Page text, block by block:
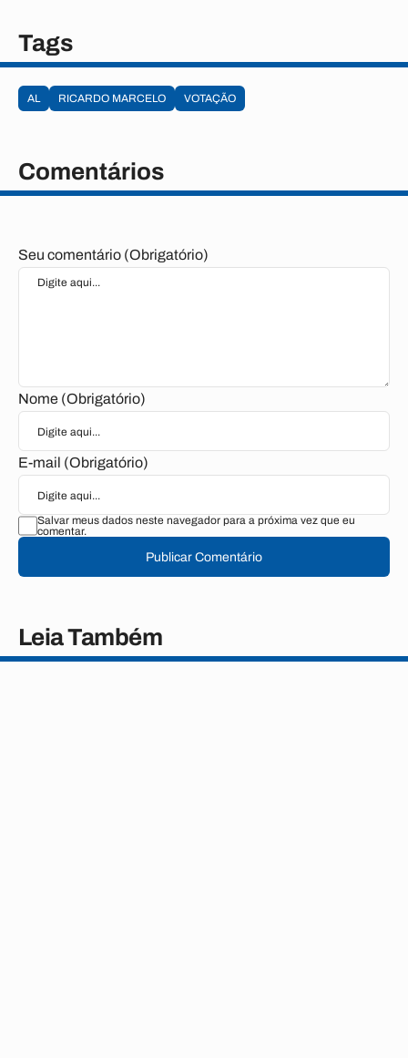
Tags
AL RICARDO MARCELO VOTAÇÃO
Comentários
Seu comentário (Obrigatório)
Nome (Obrigatório)
E-mail (Obrigatório)
Salvar meus dados neste navegador para a próxima vez que eu
comentar.
Publicar Comentário
Leia Também